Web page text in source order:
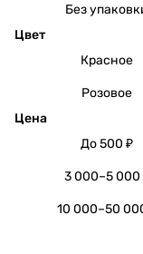
Без
Цвет
Красное
Розовое
Цена
До 500 ₽
3 000–5 000
10 000–50